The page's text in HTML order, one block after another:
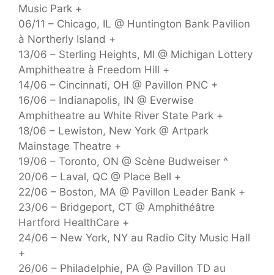
Music Park +
06/11 – Chicago, IL @ Huntington Bank Pavilion
à Northerly Island +
13/06 – Sterling Heights, MI @ Michigan Lottery
Amphitheatre à Freedom Hill +
14/06 – Cincinnati, OH @ Pavillon PNC +
16/06 – Indianapolis, IN @ Everwise
Amphitheatre au White River State Park +
18/06 – Lewiston, New York @ Artpark
Mainstage Theatre +
19/06 – Toronto, ON @ Scène Budweiser ^
20/06 – Laval, QC @ Place Bell +
22/06 – Boston, MA @ Pavillon Leader Bank +
23/06 – Bridgeport, CT @ Amphithéâtre
Hartford HealthCare +
24/06 – New York, NY au Radio City Music Hall
+
26/06 – Philadelphie, PA @ Pavillon TD au